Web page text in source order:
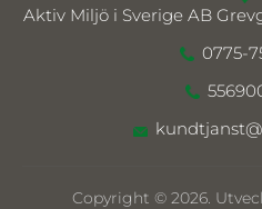
Aktiv Miljö i Sverige AB
0775-
Copyright © 2026.